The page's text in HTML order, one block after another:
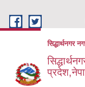
सिद्धार्थनगर